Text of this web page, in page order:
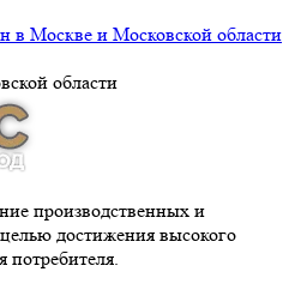
производственных и
достижения высокого
потребителя.